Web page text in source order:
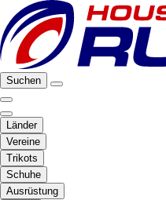
Suchen
Länder
Vereine
Trikots
Schuhe
Ausrüstung